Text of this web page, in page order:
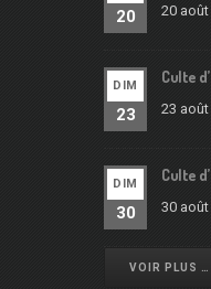
20 20 août
DIM
23
Culte
23 août
DIM
30
Culte
30 août
VOIR PLUS …